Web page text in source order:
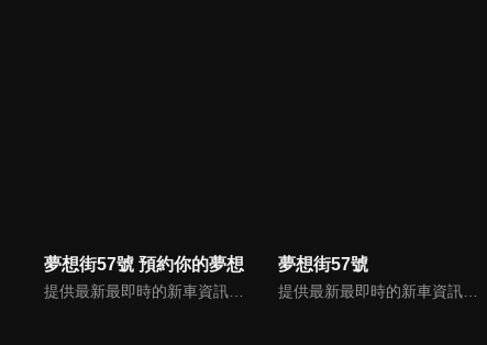
夢想街57號 預約你的夢想
提供最新最即時的新車資訊、邀請汽車達人分享試車報告，同時幫觀眾做最仔細的車款集評！還有專家分享最實用、最省錢的愛車維修撇步，甚至將難得一見的限量車、改裝車直接搬到棚內，將更專業、更豐富、更多元化的內容呈現給觀眾。
夢想街57號
提供最新最即時的新車資訊、邀請汽車達人分享試車報告，同時幫觀眾做最仔細的車款集評。還有專家分享最實用、最省錢的愛車維修撇步，甚至將難得一見的限量車、改裝車直接搬到棚內，將更專業、更豐富、更多元化的內容呈現給觀眾。